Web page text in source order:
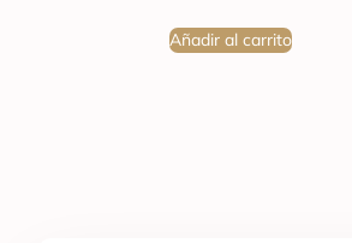
Añadir al carrito